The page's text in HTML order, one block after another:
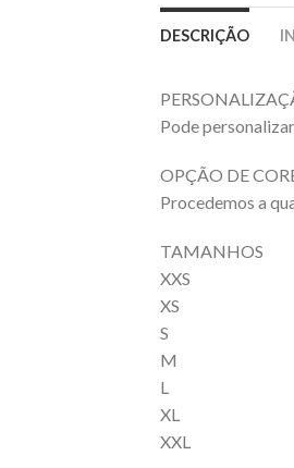
DESCRIÇÃO
Pode
OPÇÃO DE
Procedemos a
TAMANHOS
XXS
XS
S
M
L
XL
XXL